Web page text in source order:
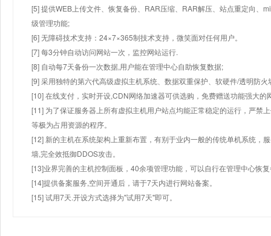
[5] 提供WEB上传文件、恢复备份、RAR压缩、RAR解压、站点重定向、
级管理功能;
[6] 无障碍技术支持：24×7×365制技术支持，微笑面对任何用户。
[7] 每3分钟自动访问网站一次，监控网站运行.
[8] 自动每7天备份一次数据,用户能在管理中心自助恢复数据;
[9] 采用独特的第六代高级虚拟主机系统、数据双重保护、软硬件/透明防火
[10] 在线支付，实时开设,CDN网络加速器可供选购，免费赠送功能强大
[11] 为了保证服务器上所有虚拟主机用户站点均能正常稳定的运行，严禁
等极为占用资源的程序。
[12] 新的主机在系统架构上重新布置，有别于业内一般的传统单机系统，
墙,完全效抵御DDOS攻击。
[13]业界完善的主机控制面板，40余项管理功能，可以自行在管理中心恢
[14]提供备案服务,空间开通后，请于7天内进行网站备案。
[15] 试用7天.开设方式选择为"试用7天"即可。